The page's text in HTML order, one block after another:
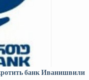
банк Иванишвили